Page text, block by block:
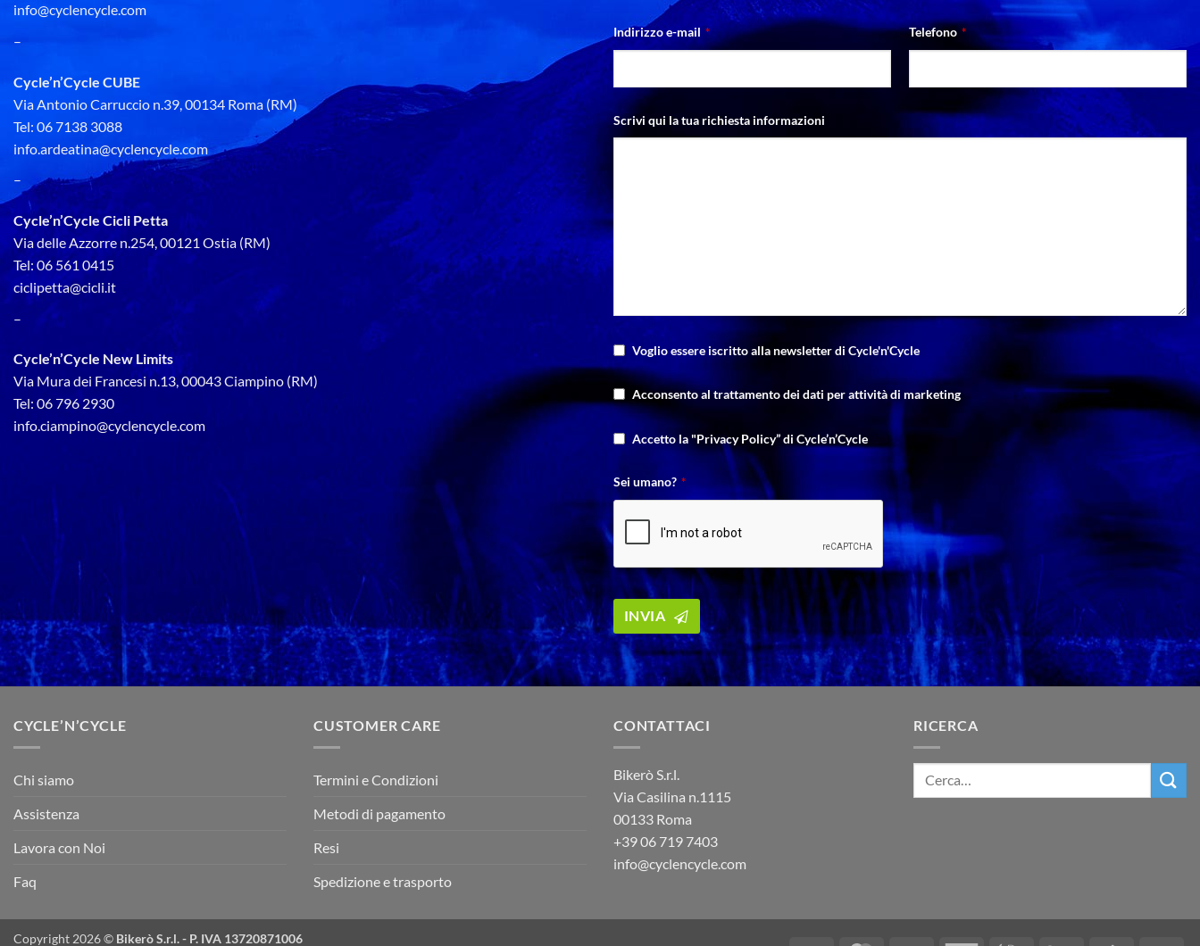
info@cyclencycle.com
–
Cycle’n’Cycle CUBE
Via Antonio Carruccio n.39, 00134 Roma (RM)
Tel: 06 7138 3088
info.ardeatina@cyclencycle.com
–
Cycle’n’Cycle Cicli Petta
Via delle Azzorre n.254, 00121 Ostia (RM)
Tel: 06 561 0415
ciclipetta@cicli.it
–
Cycle’n’Cycle New Limits
Via Mura dei Francesi n.13, 00043 Ciampino (RM)
Tel: 06 796 2930
info.ciampino@cyclencycle.com
Indirizzo e-mail * Telefono *
Scrivi qui la tua richiesta informazioni
Voglio essere iscritto alla newsletter di Cycle'n'Cycle
Acconsento al trattamento dei dati per attività di marketing
Accetto la "Privacy Policy” di Cycle’n’Cycle
Sei umano? *
Email
Address *
INVIA
CYCLE’N’CYCLE
Chi siamo
Assistenza
Lavora con Noi
Faq
CUSTOMER CARE
Termini e Condizioni
Metodi di pagamento
Resi
Spedizione e trasporto
CONTATTACI
Bikerò S.r.l.
Via Casilina n.1115
00133 Roma
+3906 719 7403
info@cyclencycle.com
RICERCA
Copyright 2026 © Bikerò S.r.l. - P. IVA 13720871006